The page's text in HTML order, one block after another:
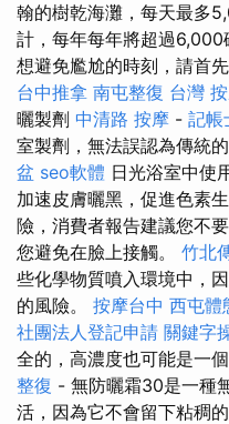
翰的樹乾海灘，每天最多
計，每年每年將超過
想避免尷尬的時刻，請首
台中推拿 南屯整復 台灣
曬製劑 中清路 按摩 - 記帳
室製劑，無法誤認為傳統
盆 seo軟體 日光浴室中使
加速皮膚曬黑，促進色素
險，消費者報告建議您不
您避免在臉上接觸。 竹北
些化學物質噴入環境中，
的風險。 按摩台中 西屯體
社團法人登記申請 關鍵字
全的，高濃度也可能是一
整復 - 無防曬霜30是一種
活，因為它不會留下粘稠